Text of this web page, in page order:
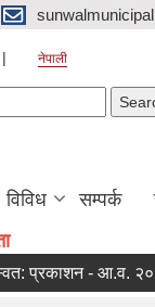
नेपाली
विविध सम्पर्क
प्रकाशन - आ.व. २०८२/